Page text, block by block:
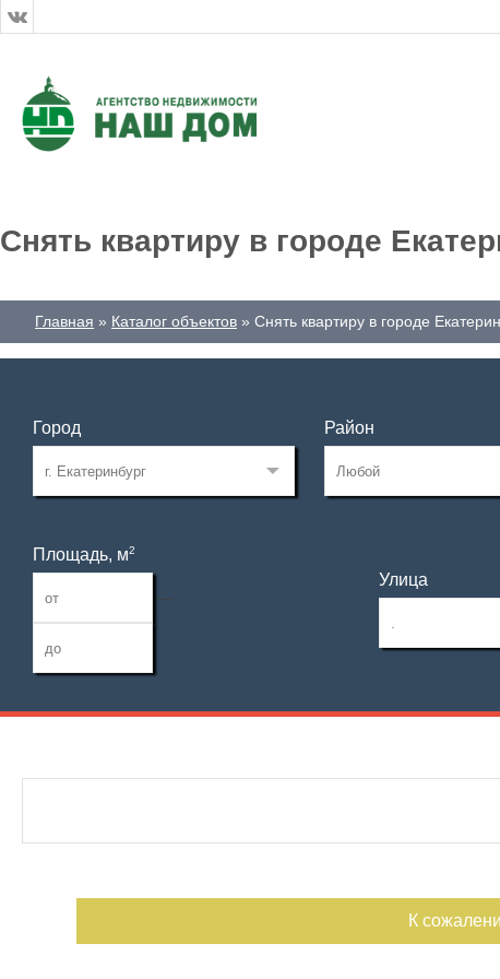
Снять квартиру в городе
Главная Каталог объектов Снять квартиру в городе
Город Район
Площадь, м2
—
Улица
К